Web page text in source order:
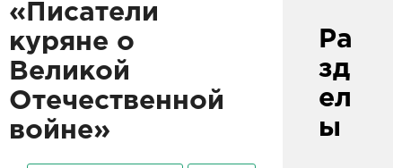
«Писатели
куряне о
Великой
Отечественной
войне»
Ра
зд
ел
ы